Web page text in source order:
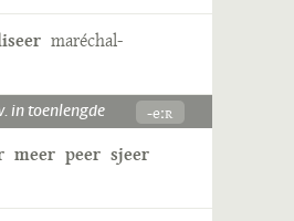
maréchal-
in toenlengde -eːʀ
meer peer sjeer